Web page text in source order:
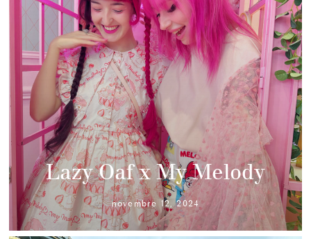
Lazy Oaf x My Melody
novembre 12, 2024